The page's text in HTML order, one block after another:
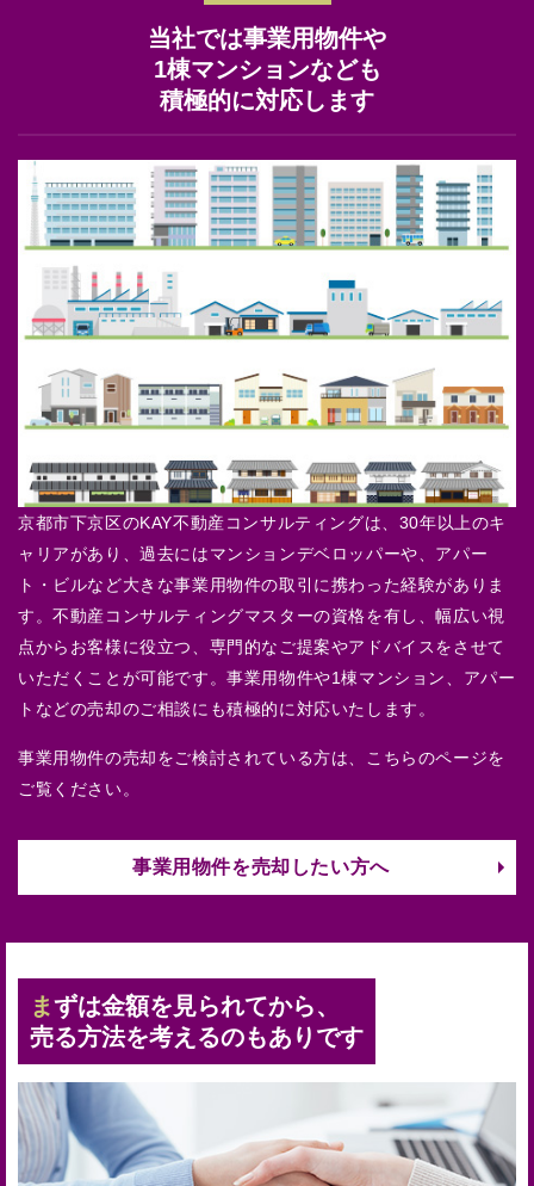
当社では事業用物件や
1棟マンションなども
積極的に対応します
京都市下京区のKAY不動産コンサルティングは、30年以上のキ
ャリアがあり、過去にはマンションデベロッパーや、アパー
ト・ビルなど大きな事業用物件の取引に携わった経験がありま
す。不動産コンサルティングマスターの資格を有し、幅広い視
点からお客様に役立つ、専門的なご提案やアドバイスをさせて
いただくことが可能です。事業用物件や1棟マンション、アパー
トなどの売却のご相談にも積極的に対応いたします。
事業用物件の売却をご検討されている方は、こちらのページを
ご覧ください。
事業用物件を売却したい方へ
まずは金額を見られてから、
売る方法を考えるのもありです